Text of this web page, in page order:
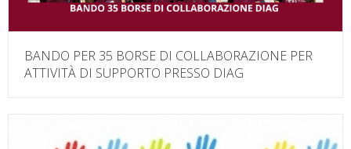
BANDO PER 35 BORSE DI COLLABORAZIONE PER
ATTIVITÀ DI SUPPORTO PRESSO DIAG